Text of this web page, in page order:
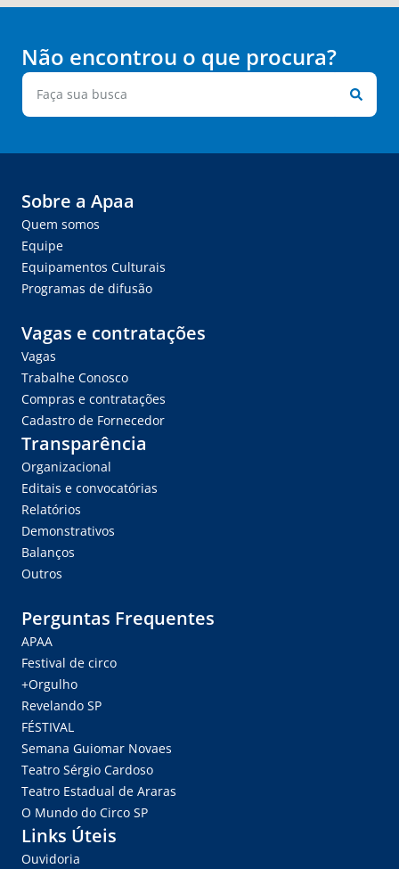
Não encontrou o que procura?
Sobre a Apaa
Quem somos
Equipe
Equipamentos Culturais
Programas de difusão
Vagas e contratações
Vagas
Trabalhe Conosco
Compras e contratações
Cadastro de Fornecedor
Transparência
Organizacional
Editais e convocatórias
Relatórios
Demonstrativos
Balanços
Outros
Perguntas Frequentes
APAA
Festival de circo
+Orgulho
Revelando SP
FÉSTIVAL
Semana Guiomar Novaes
Teatro Sérgio Cardoso
Teatro Estadual de Araras
O Mundo do Circo SP
Links Úteis
Ouvidoria